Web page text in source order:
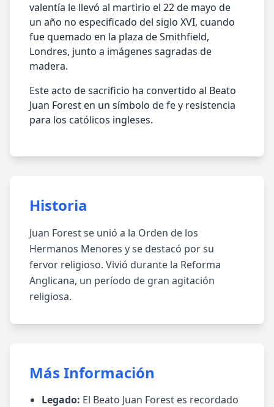
valentía le llevó al martirio el 22 de mayo de
un año no especificado del siglo XVI, cuando
fue quemado en la plaza de Smithfield,
Londres, junto a imágenes sagradas de
madera.
Este acto de sacrificio ha convertido al Beato
Juan Forest en un símbolo de fe y resistencia
para los católicos ingleses.
Historia
Juan Forest se unió a la Orden de los
Hermanos Menores y se destacó por su
fervor religioso. Vivió durante la Reforma
Anglicana, un período de gran agitación
religiosa.
Más Información
Legado: El Beato Juan Forest es recordado